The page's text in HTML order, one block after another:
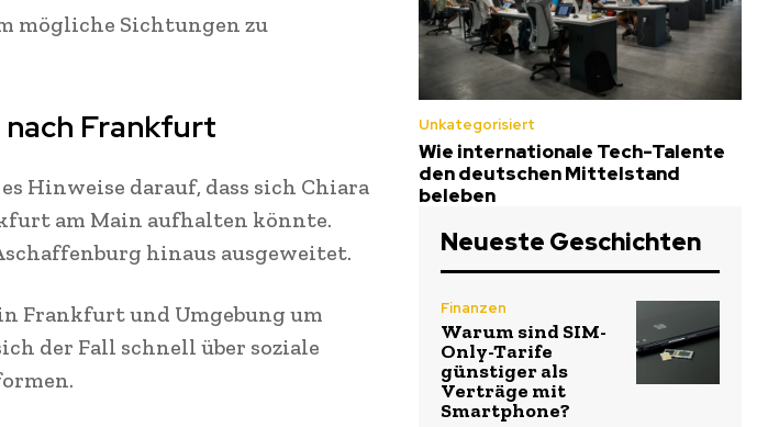
mögliche Sichtungen zu
Frankfurt
Hinweise darauf, dass sich Chiara
am Main aufhalten könnte.
hinaus ausgeweitet.
Frankfurt und Umgebung um
der Fall schnell über soziale
Unkategorisiert
Wie internationale Tech-Talente
den deutschen Mittelstand
beleben
Neueste Geschichten
Finanzen
Warum sind SIM-
Only-Tarife
günstiger als
Verträge mit
Smartphone?